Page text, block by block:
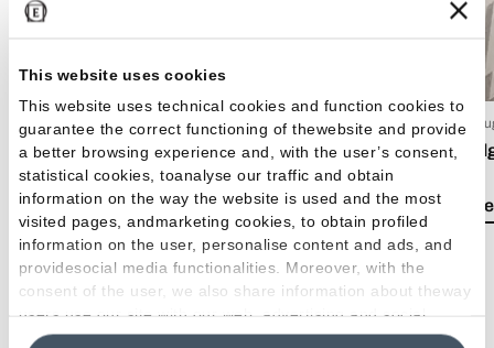
This website uses cookies
This website uses technical cookies and function cookies to
guarantee the correct functioning of thewebsite and provide
a better browsing experience and, with the user’s consent,
statistical cookies, toanalyse our traffic and obtain
information on the way the website is used and the most
visited pages, andmarketing cookies, to obtain profiled
information on the user, personalise content and ads, and
providesocial media functionalities. Moreover, with the
consent of the user, we also share information about theway
users use our site with our web, advertising and social
media analytics partners, who may combine itwith other
15 Luglio 2026
EmilDays 2026 - Etherea
Lea el artículo
03
Lea